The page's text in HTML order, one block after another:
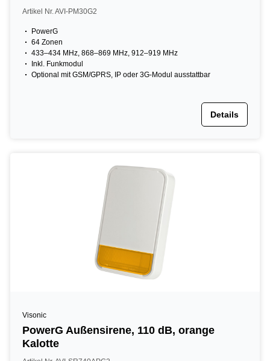
Artikel Nr. AVI-PM30G2
PowerG
64 Zonen
433–434 MHz, 868–869 MHz, 912–919 MHz
Inkl. Funkmodul
Optional mit GSM/GPRS, IP oder 3G-Modul ausstattbar
Details
Visonic
PowerG Außensirene, 110 dB, orange
Kalotte